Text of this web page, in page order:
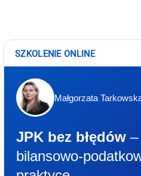
SZKOLENIE ONLINE
Małgorzata
JPK bez błędów –
bilansowo-